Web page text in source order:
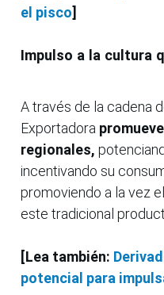
el pisco]
Impulso a la cultura
A través de la cadena
Exportadora
regionales,
incentivando su
promoviendo a la vez
este tradicional
[Lea también:
potencial para